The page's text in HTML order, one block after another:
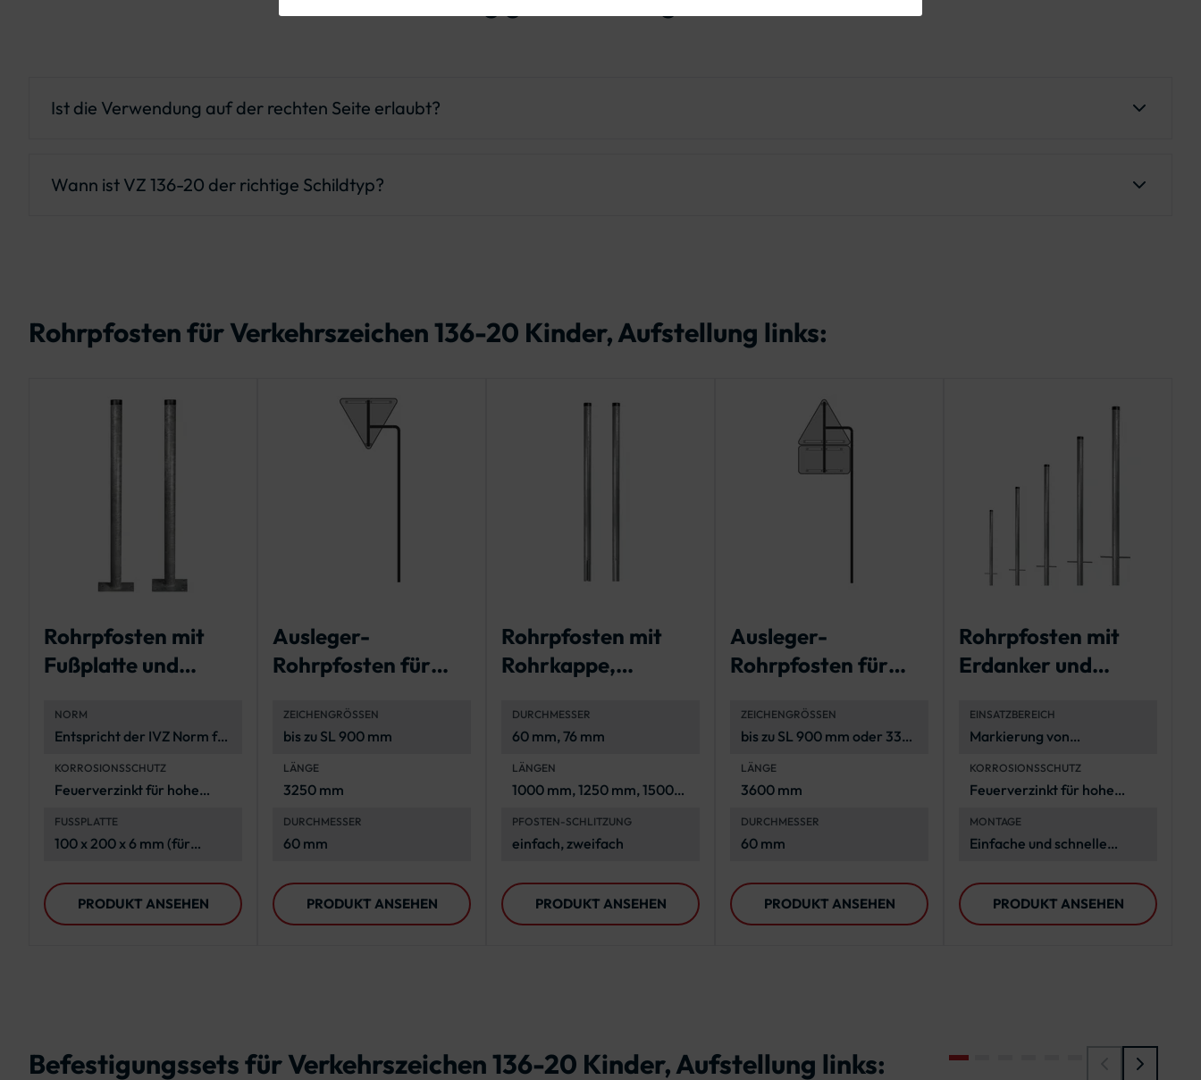
Ist die Verwendung auf der rechten Seite erlaubt?
Wann ist VZ 136-20 der richtige Schildtyp?
Rohrpfosten für Verkehrszeichen 136-20 Kinder, Aufstellung links:
Rohrpfosten mit
Fußplatte und
Norm
NORM
Entspricht der IVZ Norm für
KORROSIONSSCHUTZ
Feuerverzinkt für hohe
FUSSPLATTE
100 x 200 x 6 mm (für
210 x 10 mm (für Pfosten ab
2000 mm)
PRODUKT ANSEHEN
Ausleger-
Rohrpfosten für
ZEICHENGRÖSSEN
bis zu SL 900 mm
LÄNGE
3250 mm
DURCHMESSER
60 mm
PRODUKT ANSEHEN
Rohrpfosten mit
Rohrkappe,
Bodenhülse
DURCHMESSER
60 mm, 76 mm
LÄNGEN
1000 mm, 1250 mm, 1500
mm, 3000 mm, 3250 mm,
mm, 4250 mm, 4500 mm,
4750 mm, 5000 mm
PFOSTEN-SCHLITZUNG
einfach, zweifach
PRODUKT ANSEHEN
Ausleger-
Rohrpfosten für
Rechteck-Schilder
ZEICHENGRÖSSEN
bis zu SL 900 mm oder 330
x 600 mm
LÄNGE
3600 mm
DURCHMESSER
60 mm
PRODUKT ANSEHEN
Rohrpfosten mit
Erdanker und
Norm
EINSATZBEREICH
Markierung von
Baustellen und öffentlichen
Plätzen, Organisation bei
Veranstaltungen
KORROSIONSSCHUTZ
Feuerverzinkt für hohe
MONTAGE
Einfache und schnelle
Fundamente
PRODUKT ANSEHEN
Befestigungssets für Verkehrszeichen 136-20 Kinder, Aufstellung links: